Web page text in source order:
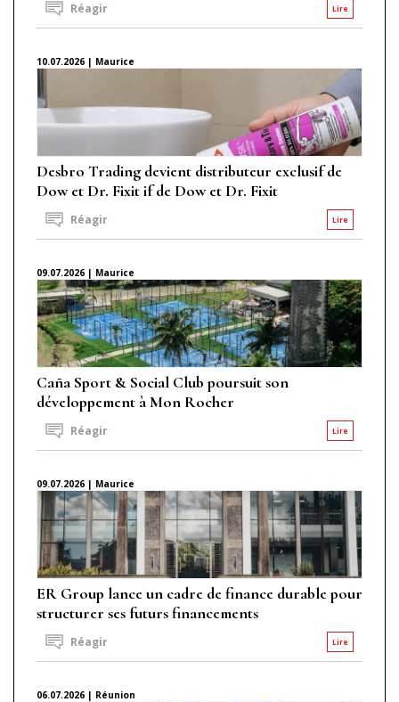
Lire
Réagir
10.07.2026 | Maurice
Desbro Trading devient distributeur exclusif de
Dow et Dr. Fixit if de Dow et Dr. Fixit
Lire
Réagir
09.07.2026 | Maurice
Caña Sport & Social Club poursuit son
développement à Mon Rocher
Lire
Réagir
09.07.2026 | Maurice
ER Group lance un cadre de finance durable pour
structurer ses futurs financements
Lire
Réagir
06.07.2026 | Réunion